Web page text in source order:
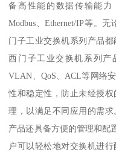
备高性能的数据传输能力
Modbus、Ethernet/IP等。
门子工业交换机系列产品都
西门子工业交换机系列产
VLAN、QoS、ACL等网络
性和稳定性，防止未经授
理，以满足不同应用的需
产品还具备方便的管理和配
户可以轻松地对交换机进